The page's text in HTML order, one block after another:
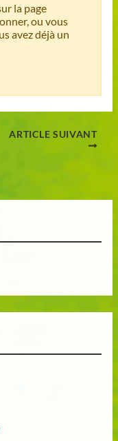
la page
ou vous
avez déjà un
ARTICLE SUIVANT